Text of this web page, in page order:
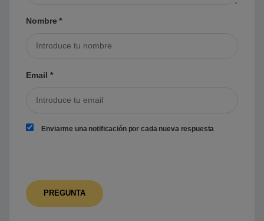
Nombre*
Email *
Enviarme una notificación por cada nueva respuesta